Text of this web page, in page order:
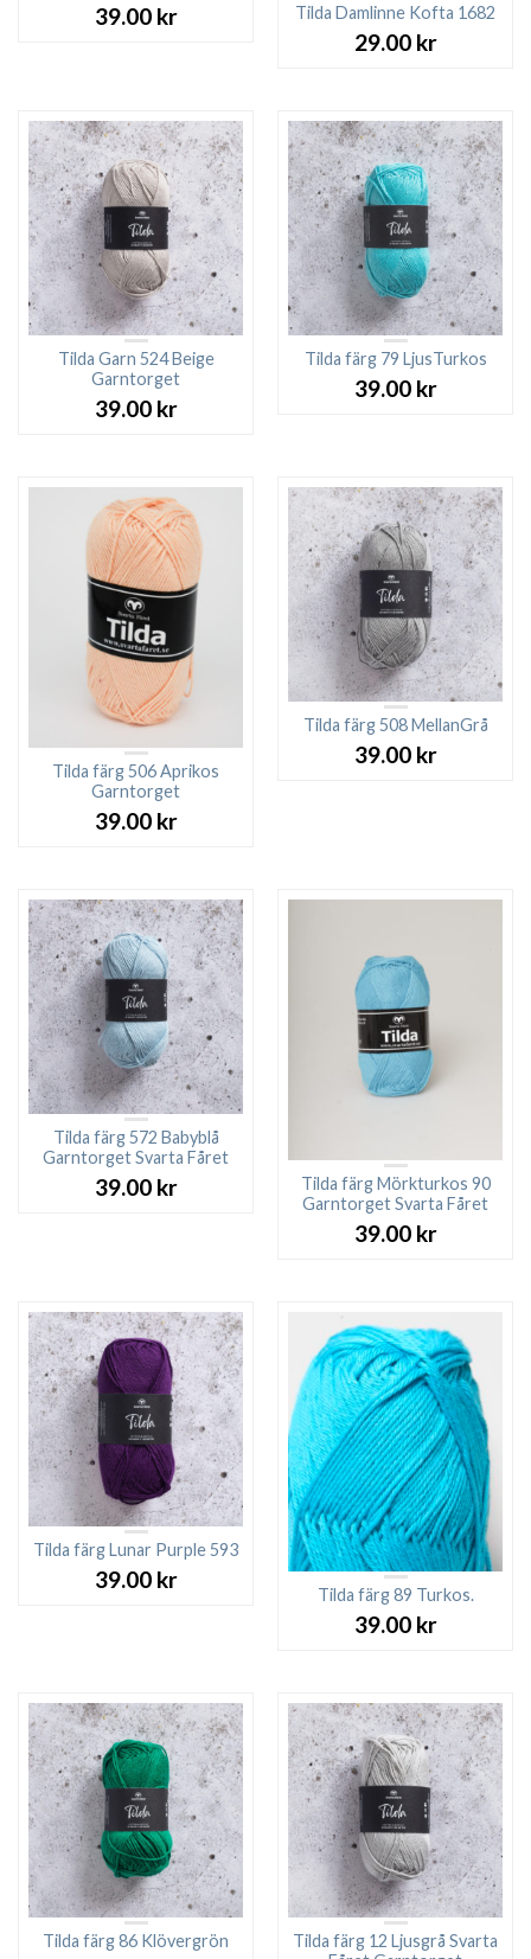
39.00 kr Tilda Damlinne Kofta 1682
29.00 kr
Tilda Garn 524 Beige
Garntorget
39.00 kr
Tilda färg 79 LjusTurkos
39.00 kr
Tilda färg 506 Aprikos
Garntorget
39.00 kr
Tilda färg 508 MellanGrå
39.00 kr
Tilda färg 572 Babyblå
Garntorget Svarta Fåret
39.00 kr
Tilda färg Mörkturkos 90
Garntorget Svarta Fåret
39.00 kr
Tilda färg Lunar Purple 593
39.00 kr
Tilda färg 89 Turkos.
39.00 kr
Tilda färg 86 Klövergrön
Tilda färg 12 Ljusgrå Svarta